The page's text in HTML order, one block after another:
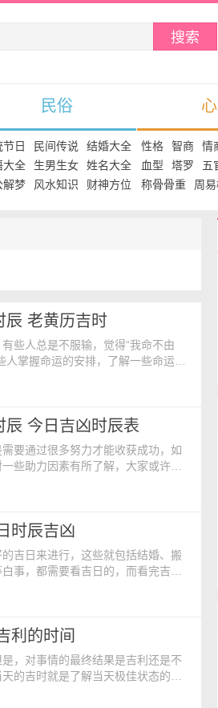
搜索
民俗
日 民间传说
结婚大全
大全
生男生女
姓名大全
解梦
风水知识 财神方位
性格 智商 情
血型
塔罗 五
称骨骨重
周
辰 老黄历吉时
些人总是不服输，觉得“我命不由
掌握命运的安排，了解一些命运的
卸 扫
辰 今日吉凶时辰表
要通过很多努力才能收获成功，如
些助力因素有所了解，大家或许可
理发 祭
时辰吉凶
吉日来进行，这些就包括结婚、搬
事，都需要看吉日的，而看完吉日
进人
利的时间
，对事情的最终结果是吉利还是不
的吉时就是了解当天极佳状态的时